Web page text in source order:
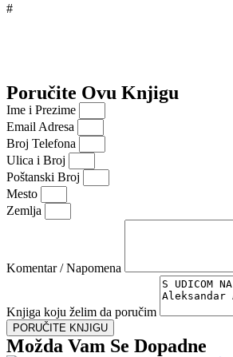
#
Poručite Ovu Knjigu
Ime i Prezime
Email Adresa
Broj Telefona
Ulica i Broj
Poštanski Broj
Mesto
Zemlja
Komentar / Napomena
Knjiga koju želim da poručim
PORUČITE KNJIGU
Možda Vam Se Dopadne